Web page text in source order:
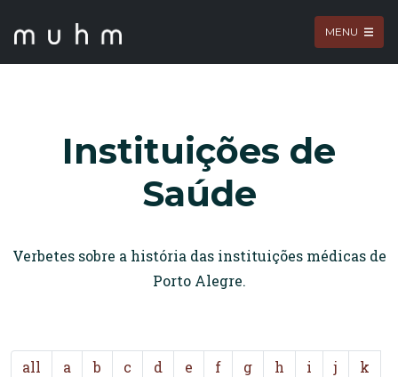
MENU
Instituições de
Saúde
Verbetes sobre a história das instituições médicas de
Porto Alegre.
all a b c d e f g h i j
k